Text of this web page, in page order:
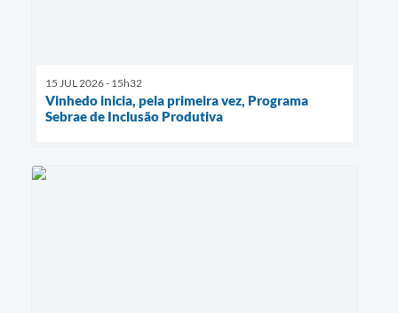
15 JUL 2026 - 15h32
Vinhedo inicia, pela primeira vez, Programa
Sebrae de Inclusão Produtiva